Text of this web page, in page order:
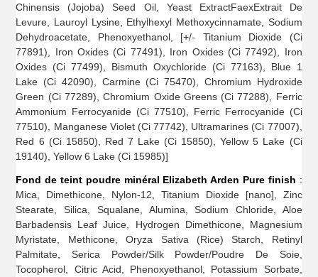
Chinensis (Jojoba) Seed Oil, Yeast ExtractFaexExtrait De
Levure, Lauroyl Lysine, Ethylhexyl Methoxycinnamate, Sodium
Dehydroacetate, Phenoxyethanol, [+/- Titanium Dioxide (Ci
77891), Iron Oxides (Ci 77491), Iron Oxides (Ci 77492), Iron
Oxides (Ci 77499), Bismuth Oxychloride (Ci 77163), Blue 1
Lake (Ci 42090), Carmine (Ci 75470), Chromium Hydroxide
Green (Ci 77289), Chromium Oxide Greens (Ci 77288), Ferric
Ammonium Ferrocyanide (Ci 77510), Ferric Ferrocyanide (Ci
77510), Manganese Violet (Ci 77742), Ultramarines (Ci 77007),
Red 6 (Ci 15850), Red 7 Lake (Ci 15850), Yellow 5 Lake (Ci
19140), Yellow 6 Lake (Ci 15985)]
Fond de teint poudre minéral Elizabeth Arden Pure finish :
Mica, Dimethicone, Nylon-12, Titanium Dioxide [nano], Zinc
Stearate, Silica, Squalane, Alumina, Sodium Chloride, Aloe
Barbadensis Leaf Juice, Hydrogen Dimethicone, Magnesium
Myristate, Methicone, Oryza Sativa (Rice) Starch, Retinyl
Palmitate, Serica Powder/Silk Powder/Poudre De Soie,
Tocopherol, Citric Acid, Phenoxyethanol, Potassium Sorbate,